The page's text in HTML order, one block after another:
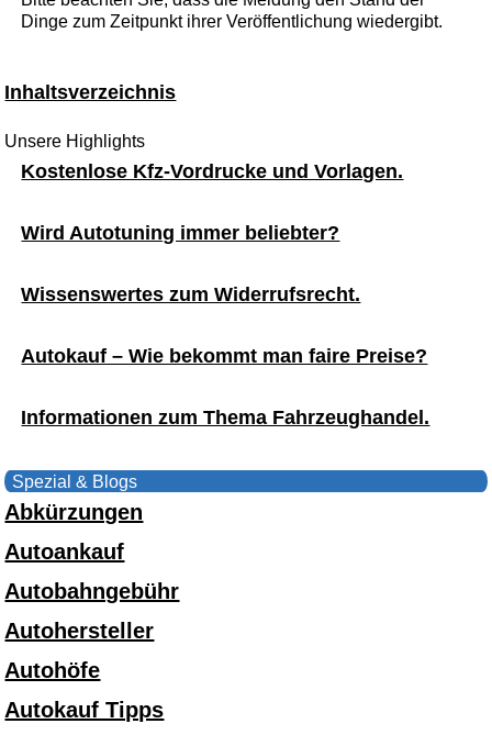
Dinge zum Zeitpunkt ihrer Veröffentlichung wiedergibt.
Inhaltsverzeichnis
Unsere Highlights
Kostenlose Kfz-Vordrucke und Vorlagen.
Wird Autotuning immer beliebter?
Wissenswertes zum Widerrufsrecht.
Autokauf – Wie bekommt man faire Preise?
Informationen zum Thema Fahrzeughandel.
Spezial & Blogs
Abkürzungen
Autoankauf
Autobahngebühr
Autohersteller
Autohöfe
Autokauf Tipps